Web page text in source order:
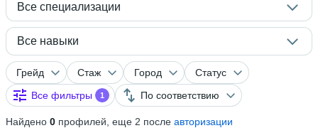
Все специализации
Все навыки
Грейд Стаж Город
Статус
Все фильтры
1 По соответствию
Найдено 0 профилей, еще 2 после авторизации